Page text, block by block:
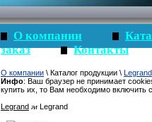
О компании
заказ
Контакты
О компании \ Каталог продукции \ Legrand
Инфо: Ваш браузер не принимает
купить их, то Вам необходимо включить
Legrand
Legrand